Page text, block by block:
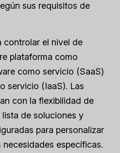
sus requisitos de
controlar el nivel de
plataforma como
como servicio (SaaS)
servicio (IaaS). Las
con la flexibilidad de
de soluciones y
para personalizar
específicas.